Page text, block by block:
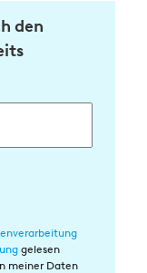
den
gelesen
meiner Daten